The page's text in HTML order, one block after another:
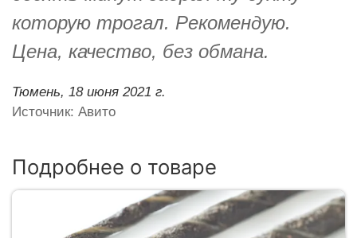
которую трогал. Рекомендую.
Цена, качество, без обмана.
Тюмень, 18 июня 2021 г.
Источник: Авито
Подробнее о товаре